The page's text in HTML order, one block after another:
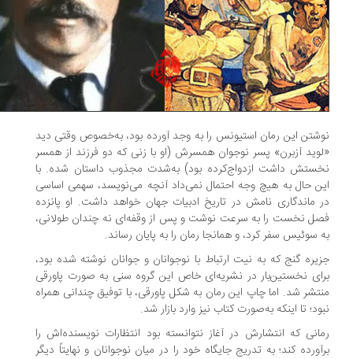
این رمان استیونس را به وجد آورده بود، به‌خصوص وقتی دید
آزبرن» پسر نوجوان همسرش (او با زنی که دو فرزند از همسر
داشت ازدواج‌کرده بود) به‌شدت مجذوب داستان شده. با
حال به هیچ وجه احتمال نمی‌داد آنچه می‌نویسد، سهمی اساسی
ماندگاری نامش در تاریخ ادبیات جهان خواهد داشت. او پانزده
نخست را به سرعت نوشت و پس از وقفه‌ای نه چندان طولانی،
سوئیس سفر کرد، و همانجا رمان را به پایان رساند.
گنج که به نیت ارتباط با نوجوانان و جوانان نوشته شده بود،
نخستین‌بار در نشریه‌ای خاص این گروه سنی به صورت پاورقی
شد. اما چاپ این رمان به شکل پاورقی، با توفیق چندانی همراه
تا اینکه به‌صورت کتاب نیز وارد بازار شد.
که انتشارش در آغاز نتوانسته بود انتظارات نویسنده‌اش را
کند؛ به تدریج جایگاه خود را در میان نوجوانان و نهایتاً دیگر